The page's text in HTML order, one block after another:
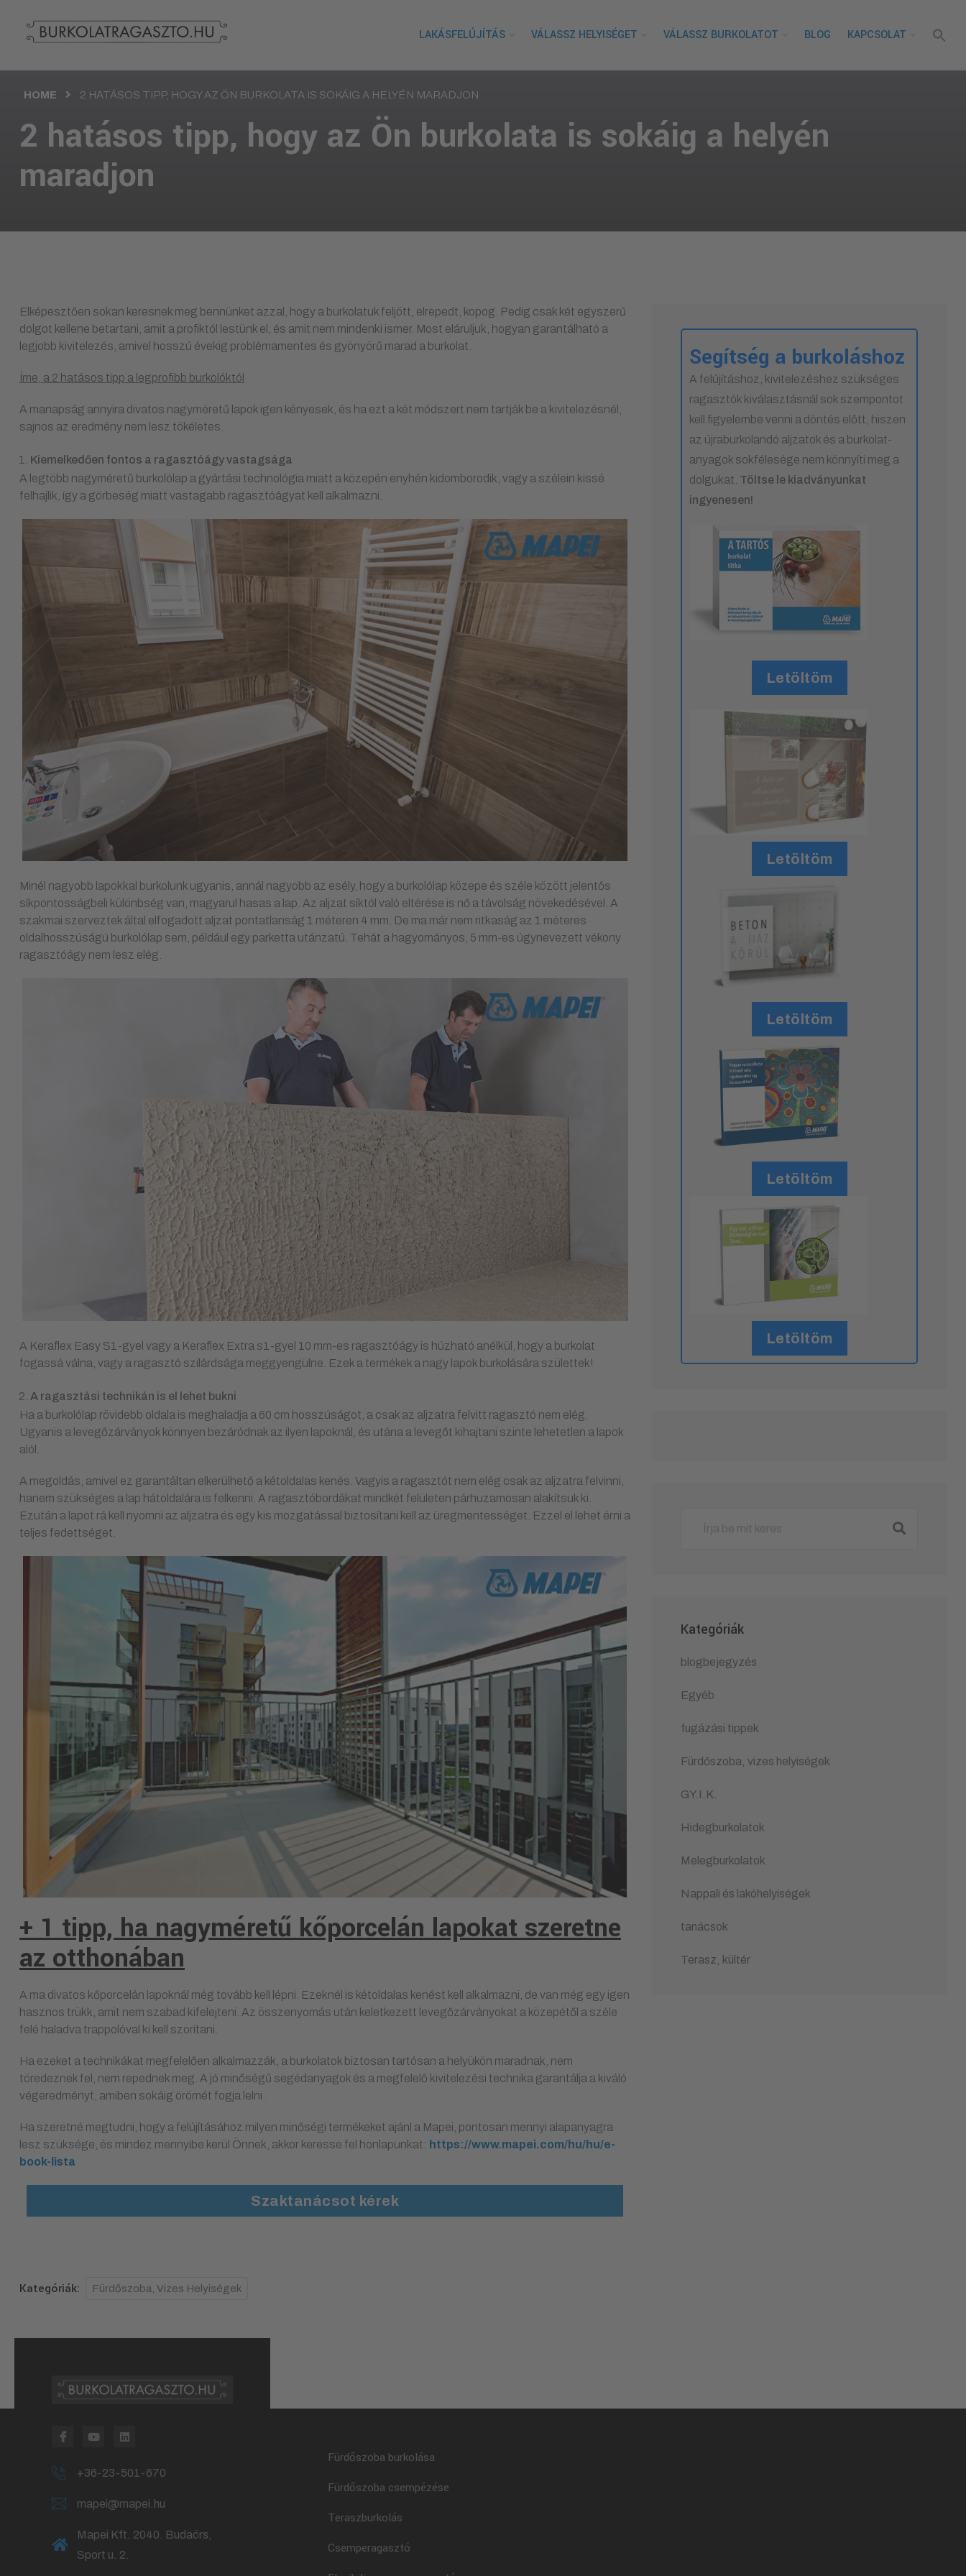
LAKÁSFELÚJÍTÁS VÁLASSZ HELYISÉGET VÁLASSZ BURKOLATOT BLOG KAPCSOLAT
HOME 2 HATÁSOS TIPP, HOGY AZ ÖN BURKOLATA IS SOKÁIG A HELYÉN MARADJON
2 hatásos tipp, hogy az Ön burkolata is sokáig a helyén
maradjon
Elképesztően sokan keresnek meg bennünket azzal, hogy a burkolatuk feljött, elrepedt, kopog. Pedig csak két egyszerű
dolgot kellene betartani, amit a profiktól lestünk el, és amit nem mindenki ismer. Most eláruljuk, hogyan garantálható a
legjobb kivitelezés, amivel hosszú évekig problémamentes és gyönyörű marad a burkolat.
Íme, a 2 hatásos tipp a legprofibb burkolóktól
A manapság annyira divatos nagyméretű lapok igen kényesek, és ha ezt a két módszert nem tartják be a kivitelezésnél,
sajnos az eredmény nem lesz tökéletes.
Kiemelkedően fontos a ragasztóágy vastagsága
A legtöbb nagyméretű burkolólap a gyártási technológia miatt a közepén enyhén kidomborodik, vagy a szélein kissé
felhajlik, így a görbeség miatt vastagabb ragasztóágyat kell alkalmazni.
Minél nagyobb lapokkal burkolunk ugyanis, annál nagyobb az esély, hogy a burkolólap közepe és széle között jelentős
síkpontosságbeli különbség van, magyarul hasas a lap. Az aljzat síktól való eltérése is nő a távolság növekedésével. A
szakmai szerveztek által elfogadott aljzat pontatlanság 1 méteren 4 mm. De ma már nem ritkaság az 1 méteres
oldalhosszúságú burkolólap sem, például egy parketta utánzatú. Tehát a hagyományos, 5 mm-es úgynevezett vékony
ragasztóágy nem lesz elég.
A Keraflex Easy S1-gyel vagy a Keraflex Extra s1-gyel 10 mm-es ragasztóágy is húzható anélkül, hogy a burkolat
fogassá válna, vagy a ragasztó szilárdsága meggyengülne. Ezek a termékek a nagy lapok burkolására születtek!
A ragasztási technikán is el lehet bukni
Ha a burkolólap rövidebb oldala is meghaladja a 60 cm hosszúságot, a csak az aljzatra felvitt ragasztó nem elég.
Ugyanis a levegőzárványok könnyen bezáródnak az ilyen lapoknál, és utána a levegőt kihajtani szinte lehetetlen a lapok
alól.
A megoldás, amivel ez garantáltan elkerülhető a kétoldalas kenés. Vagyis a ragasztót nem elég csak az aljzatra felvinni,
hanem szükséges a lap hátoldalára is felkenni. A ragasztóbordákat mindkét felületen párhuzamosan alakítsuk ki.
Ezután a lapot rá kell nyomni az aljzatra és egy kis mozgatással biztosítani kell az üregmentességet. Ezzel el lehet érni a
teljes fedettséget.
+ 1 tipp, ha nagyméretű kőporcelán lapokat szeretne
az otthonában
A ma divatos kőporcelán lapoknál még tovább kell lépni. Ezeknél is kétoldalas kenést kell alkalmazni, de van még egy igen
hasznos trükk, amit nem szabad kifelejteni. Az összenyomás után keletkezett levegőzárványokat a közepétől a széle
felé haladva trappolóval ki kell szorítani.
Ha ezeket a technikákat megfelelően alkalmazzák, a burkolatok biztosan tartósan a helyükön maradnak, nem
töredeznek fel, nem repednek meg. A jó minőségű segédanyagok és a megfelelő kivitelezési technika garantálja a kiváló
végeredményt, amiben sokáig örömét fogja lelni.
Ha szeretné megtudni, hogy a felújításához milyen minőségi termékeket ajánl a Mapei, pontosan mennyi alapanyagra
lesz szüksége, és mindez mennyibe kerül Önnek, akkor keresse fel honlapunkat: https://www.mapei.com/hu/hu/e-
book-lista
Szaktanácsot kérek
Kategóriák: Fürdőszoba, Vizes Helyiségek
Segítség a burkoláshoz
A felújításhoz, kivitelezéshez szükséges
ragasztók kiválasztásnál sok szempontot
kell figyelembe venni a döntés előtt, hiszen
az újraburkolandó aljzatok és a burkolat-
anyagok sokfélesége nem könnyíti meg a
dolgukat. Töltse le kiadványunkat
ingyenesen!
Letöltöm
Letöltöm
Letöltöm
Letöltöm
Letöltöm
Kategóriák
blogbejegyzés
Egyéb
fugázási tippek
Fürdőszoba, vizes helyiségek
GY.I.K.
Hidegburkolatok
Melegburkolatok
Nappali és lakóhelyiségek
tanácsok
Terasz, kültér
+36-23-501-670
mapei@mapei.hu
Mapei Kft. 2040. Budaörs,
Sport u. 2.
Fürdőszoba burkolása
Fürdőszoba csempézése
Teraszburkolás
Csemperagasztó